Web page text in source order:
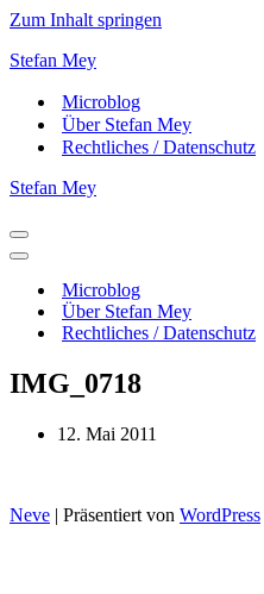
Zum Inhalt springen
Stefan Mey
Microblog
Über Stefan Mey
Rechtliches / Datenschutz
Stefan Mey
Navigationsmenü
Navigationsmenü
Microblog
Über Stefan Mey
Rechtliches / Datenschutz
IMG_0718
12. Mai 2011
Neve | Präsentiert von WordPress